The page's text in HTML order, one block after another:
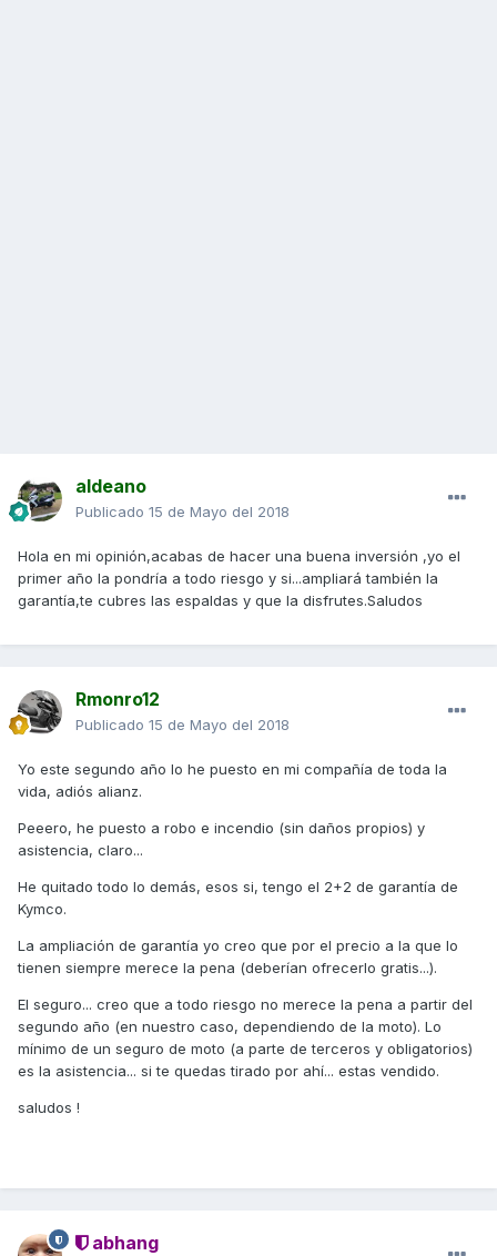
aldeano
Publicado 15 de Mayo del 2018
Hola en mi opinión,acabas de hacer una buena inversión ,yo el
primer año la pondría a todo riesgo y si...ampliará también la
garantía,te cubres las espaldas y que la disfrutes.Saludos
Rmonro12
Publicado 15 de Mayo del 2018
Yo este segundo año lo he puesto en mi compañía de toda la
vida, adiós alianz.
Peeero, he puesto a robo e incendio (sin daños propios) y
asistencia, claro...
He quitado todo lo demás, esos si, tengo el 2+2 de garantía de
Kymco.
La ampliación de garantía yo creo que por el precio a la que lo
tienen siempre merece la pena (deberían ofrecerlo gratis...).
El seguro... creo que a todo riesgo no merece la pena a partir del
segundo año (en nuestro caso, dependiendo de la moto). Lo
mínimo de un seguro de moto (a parte de terceros y obligatorios)
es la asistencia... si te quedas tirado por ahí... estas vendido.
saludos !
abhang